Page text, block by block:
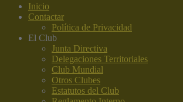
Inicio
Contactar
Política de Privacidad
El Club
Junta Directiva
Delegaciones Territoriales
Club Mundial
Otros Clubes
Estatutos del Club